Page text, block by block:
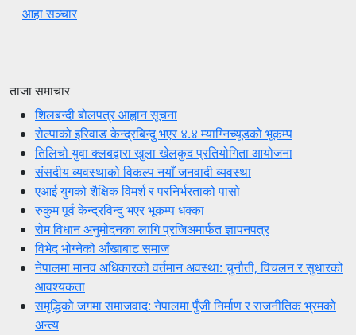
आहा सञ्चार
ताजा समाचार
शिलबन्दी बोलपत्र आह्वान सूचना
रोल्पाको इरिवाङ केन्द्रबिन्दु भएर ४.४ म्याग्निच्यूडको भूकम्प
तिलिचो युवा क्लबद्वारा खुला खेलकुद प्रतियोगिता आयोजना
संसदीय व्यवस्थाको विकल्प नयाँ जनवादी व्यवस्था
एआई युगको शैक्षिक विमर्श र परनिर्भरताको पासो
रुकुम पूर्व केन्द्रविन्दु भएर भूकम्प धक्का
रोम विधान अनुमोदनका लागि प्रजिअमार्फत ज्ञापनपत्र
विभेद भोग्नेको आँखाबाट समाज
नेपालमा मानव अधिकारको वर्तमान अवस्था: चुनौती, विचलन र सुधारको
आवश्यकता
समृद्धिको जगमा समाजवाद: नेपालमा पुँजी निर्माण र राजनीतिक भ्रमको
अन्त्य